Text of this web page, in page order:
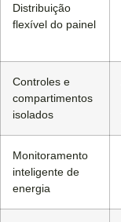
Distribuição
flexível do painel
Controles e
compartimentos
isolados
Monitoramento
inteligente de
energia